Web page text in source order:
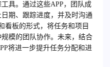
具。通过这些APP，团队成
期、跟踪进度，并及时沟通
看板的形式，将任务和项目
模的团队协作。未来，结合
将进一步提升任务分配和进